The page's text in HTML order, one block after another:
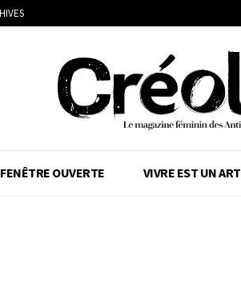
FENÊTRE OUVERTE VIVRE EST UN ART